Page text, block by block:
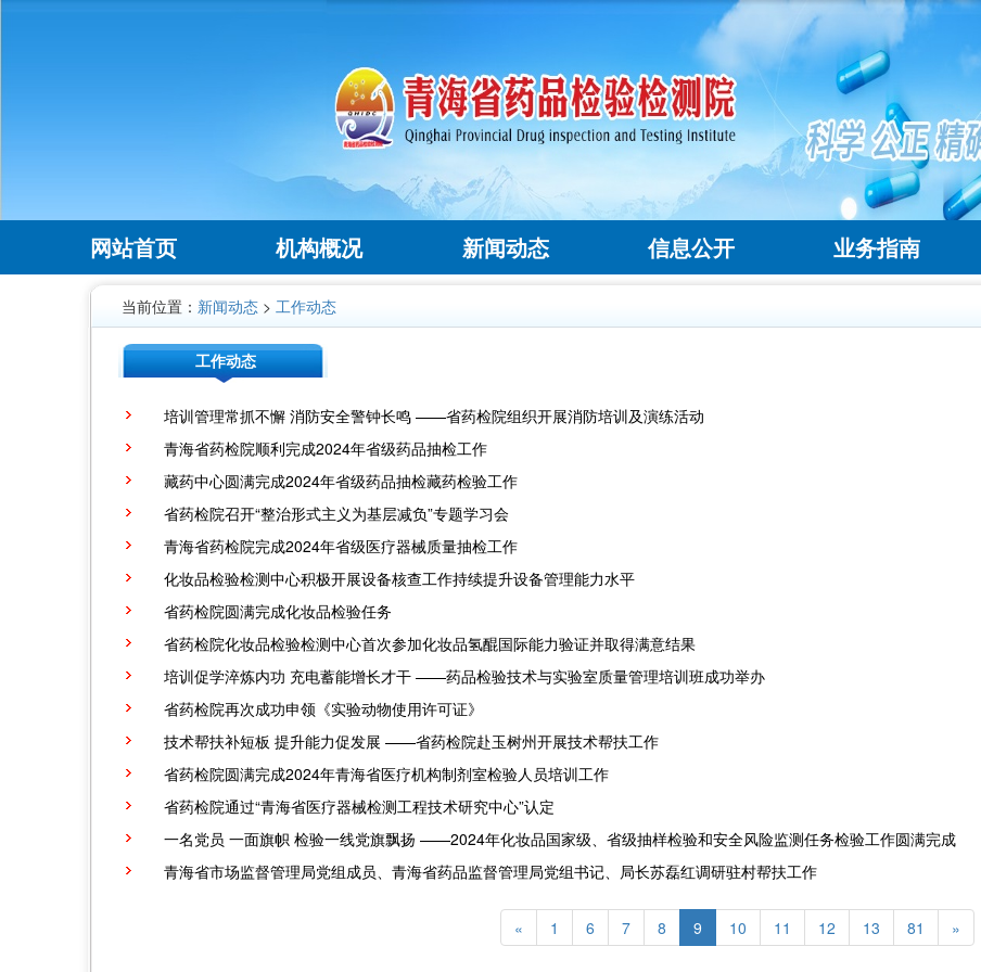
网站首页 机构概况 新闻动态 信息公开 业务指南
当前位置： 新闻动态 > 工作动态
工作动态
培训管理常抓不懈 消防安全警钟长鸣 ——省药检院组织开展消防培训及演练活动
青海省药检院顺利完成2024年省级药品抽检工作
藏药中心圆满完成2024年省级药品抽检藏药检验工作
省药检院召开“整治形式主义为基层减负”专题学习会
青海省药检院完成2024年省级医疗器械质量抽检工作
化妆品检验检测中心积极开展设备核查工作持续提升设备管理能力水平
省药检院圆满完成化妆品检验任务
省药检院化妆品检验检测中心首次参加化妆品氢醌国际能力验证并取得满意结果
培训促学淬炼内功 充电蓄能增长才干 ——药品检验技术与实验室质量管理培训班成功举办
省药检院再次成功申领《实验动物使用许可证》
技术帮扶补短板 提升能力促发展 ——省药检院赴玉树州开展技术帮扶工作
省药检院圆满完成2024年青海省医疗机构制剂室检验人员培训工作
省药检院通过“青海省医疗器械检测工程技术研究中心”认定
一名党员 一面旗帜 检验一线党旗飘扬 ——2024年化妆品国家级、省级抽样检验和安全风险监测任务检验工作圆满完成
青海省市场监督管理局党组成员、青海省药品监督管理局党组书记、局长苏磊红调研驻村帮扶工作
« 1 6 7 8 9 10 11 12 13 81 »